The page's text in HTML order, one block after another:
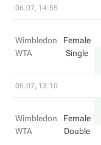
06.07, 14:55
Wimbledon
WTA
Female
Single
05.07, 13:10
Wimbledon
WTA
Female
Double